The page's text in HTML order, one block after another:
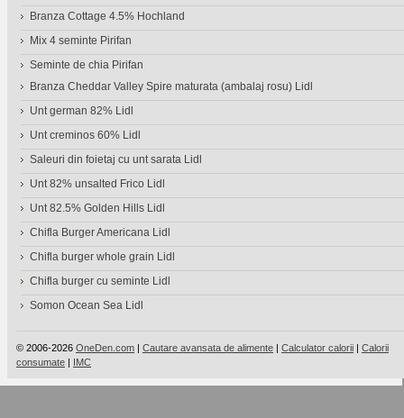
Branza Cottage 4.5% Hochland
Mix 4 seminte Pirifan
Seminte de chia Pirifan
Branza Cheddar Valley Spire maturata (ambalaj rosu) Lidl
Unt german 82% Lidl
Unt creminos 60% Lidl
Saleuri din foietaj cu unt sarata Lidl
Unt 82% unsalted Frico Lidl
Unt 82.5% Golden Hills Lidl
Chifla Burger Americana Lidl
Chifla burger whole grain Lidl
Chifla burger cu seminte Lidl
Somon Ocean Sea Lidl
© 2006-2026 OneDen.com | Cautare avansata de alimente | Calculator calorii | Calorii
consumate | IMC